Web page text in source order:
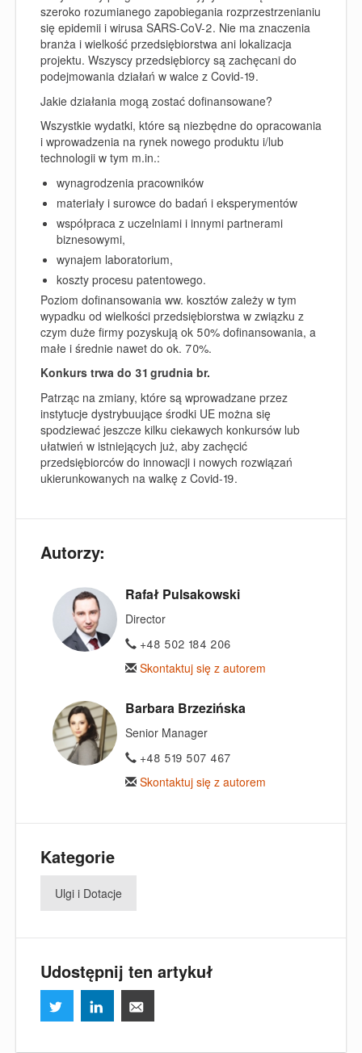
szeroko rozumianego zapobiegania rozprzestrzenianiu
się epidemii i wirusa SARS-CoV-2. Nie ma znaczenia
branża i wielkość przedsiębiorstwa ani lokalizacja
projektu. Wszyscy przedsiębiorcy są zachęcani do
podejmowania działań w walce z Covid-19.
Jakie działania mogą zostać dofinansowane?
Wszystkie wydatki, które są niezbędne do opracowania
i wprowadzenia na rynek nowego produktu i/lub
technologii w tym m.in.:
wynagrodzenia pracowników
materiały i surowce do badań i eksperymentów
współpraca z uczelniami i innymi partnerami
biznesowymi,
wynajem laboratorium,
koszty procesu patentowego.
Poziom dofinansowania ww. kosztów zależy w tym
wypadku od wielkości przedsiębiorstwa w związku z
czym duże firmy pozyskują ok 50% dofinansowania, a
małe i średnie nawet do ok. 70%.
Konkurs trwa do 31 grudnia br.
Patrząc na zmiany, które są wprowadzane przez
instytucje dystrybuujące środki UE można się
spodziewać jeszcze kilku ciekawych konkursów lub
ułatwień w istniejących już, aby zachęcić
przedsiębiorców do innowacji i nowych rozwiązań
ukierunkowanych na walkę z Covid-19.
Autorzy:
Rafał Pulsakowski
Director
+48 502 184 206
Skontaktuj się z autorem
Barbara Brzezińska
Senior Manager
+48 519 507 467
Skontaktuj się z autorem
Kategorie
Ulgi i Dotacje
Udostępnij ten artykuł